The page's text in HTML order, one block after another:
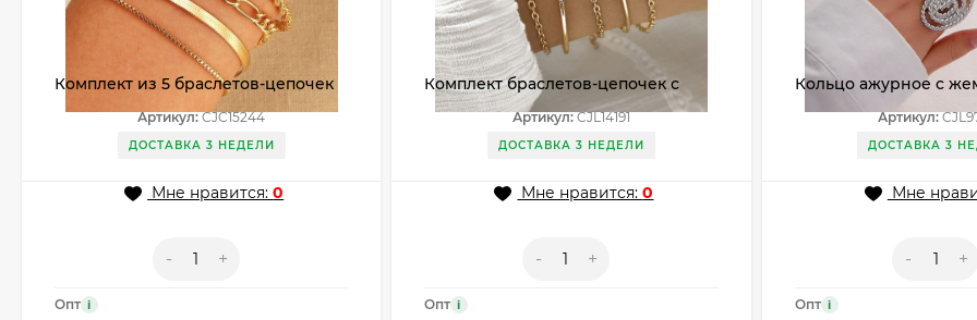
Комплект из 5 браслетов-цепочек
Артикул:CJC15244
ДОСТАВКА 3 НЕДЕЛИ
Мне нравится:0
- +
Опт i
Комплект браслетов-цепочек с
небесной символикой CJL14191
Артикул:CJL14191
ДОСТАВКА 3 НЕДЕЛИ
Мне нравится:0
- +
Опт i
Кольцо ажурное с
центре CJL97523
Артикул:
ДОСТАВКА 3
Мне
- +
Опт i